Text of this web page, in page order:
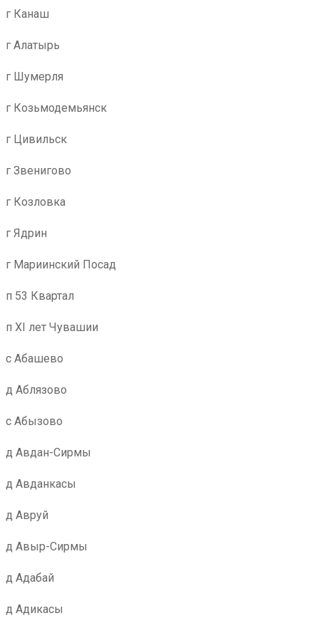
г Канаш
г Алатырь
г Шумерля
г Козьмодемьянск
г Цивильск
г Звенигово
г Козловка
г Ядрин
г Мариинский Посад
п 53 Квартал
п XI лет Чувашии
с Абашево
д Аблязово
с Абызово
д Авдан-Сирмы
д Авданкасы
д Авруй
д Авыр-Сирмы
д Адабай
д Адикасы